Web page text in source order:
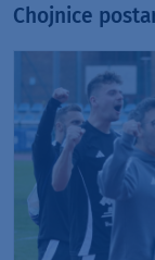
Chojnice